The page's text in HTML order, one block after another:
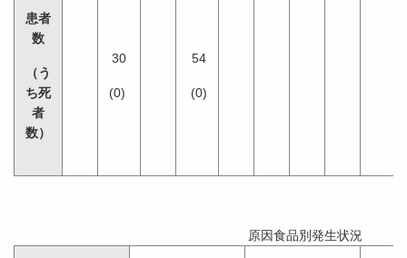
患者
数
（う
ち死
者
数）
30
(0)
54
(0)
原因食品別発生状況